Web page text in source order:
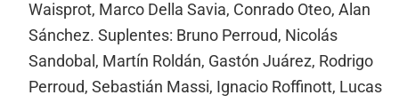
Waisprot, Marco Della Savia, Conrado Oteo, Alan
Sánchez. Suplentes: Bruno Perroud, Nicolás
Sandobal, Martín Roldán, Gastón Juárez, Rodrigo
Perroud, Sebastián Massi, Ignacio Roffinott, Lucas